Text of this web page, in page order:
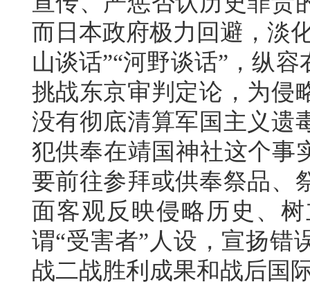
而日本政府极力回避，淡
山谈话”“河野谈话”，纵
挑战东京审判定论，为侵
没有彻底清算军国主义遗
犯供奉在靖国神社这个事
要前往参拜或供奉祭品、
面客观反映侵略历史、
谓“受害者”人设，宣扬错
战二战胜利成果和战后国